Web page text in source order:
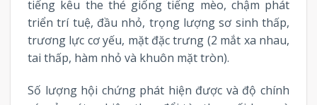
tiếng kêu the thé giống tiếng mèo, chậm phát
triển trí tuệ, đầu nhỏ, trọng lượng sơ sinh thấp,
trương lực cơ yếu, mặt đặc trưng (2 mắt xa nhau,
tai thấp, hàm nhỏ và khuôn mặt tròn).
Số lượng hội chứng phát hiện được và độ chính